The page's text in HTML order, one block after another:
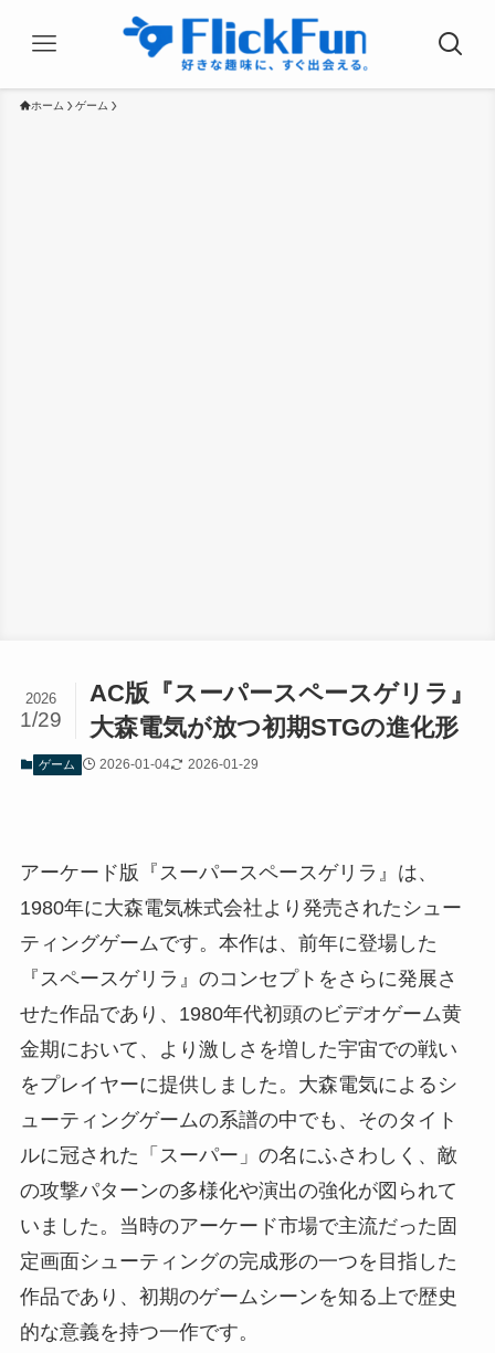
ホーム ゲーム
AC版『スーパースペースゲリラ』
大森電気が放つ初期STGの進化形
2026
1/29
ゲーム 2026-01-04 2026-01-29
アーケード版『スーパースペースゲリラ』は、
1980年に大森電気株式会社より発売されたシュー
ティングゲームです。本作は、前年に登場した
『スペースゲリラ』のコンセプトをさらに発展さ
せた作品であり、1980年代初頭のビデオゲーム黄
金期において、より激しさを増した宇宙での戦い
をプレイヤーに提供しました。大森電気によるシ
ューティングゲームの系譜の中でも、そのタイト
ルに冠された「スーパー」の名にふさわしく、敵
の攻撃パターンの多様化や演出の強化が図られて
いました。当時のアーケード市場で主流だった固
定画面シューティングの完成形の一つを目指した
作品であり、初期のゲームシーンを知る上で歴史
的な意義を持つ一作です。